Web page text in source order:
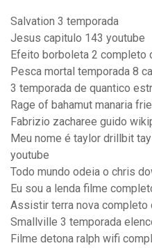
Salvation 3 temporada
Jesus capitulo 143 youtube
Efeito borboleta 2 completo
Pesca mortal temporada 8
3 temporada de quantico
Rage of bahamut manaria
Fabrizio zacharee guido
Meu nome é taylor drillbit
youtube
Todo mundo odeia o chris
Eu sou a lenda filme
Assistir terra nova completo
Smallville 3 temporada
Filme detona ralph wifi